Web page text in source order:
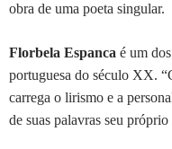
obra de uma poeta singular.
Florbela Espanca é um
portuguesa do século XX.
carrega o lirismo e a
de suas palavras seu